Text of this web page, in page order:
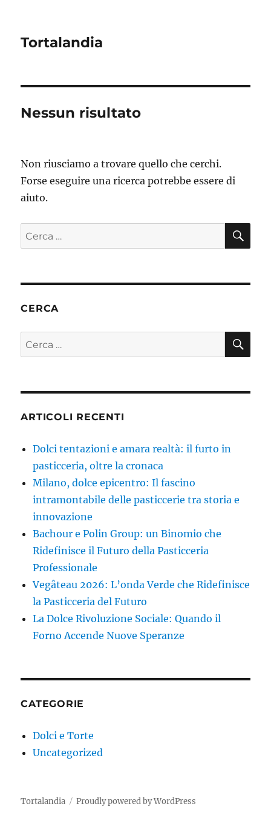
Tortalandia
Nessun risultato
Non riusciamo a trovare quello che cerchi.
Forse eseguire una ricerca potrebbe essere di
aiuto.
Cerca:
CERCA
Cerca:
ARTICOLI RECENTI
Dolci tentazioni e amara realtà: il furto in
pasticceria, oltre la cronaca
Milano, dolce epicentro: Il fascino
intramontabile delle pasticcerie tra storia e
innovazione
Bachour e Polin Group: un Binomio che
Ridefinisce il Futuro della Pasticceria
Professionale
Vegâteau 2026: L’onda Verde che Ridefinisce
la Pasticceria del Futuro
La Dolce Rivoluzione Sociale: Quando il
Forno Accende Nuove Speranze
CATEGORIE
Dolci e Torte
Uncategorized
Tortalandia Proudly powered by WordPress